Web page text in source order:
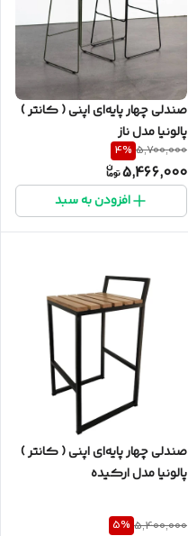
صندلی چهار پایه‌ای اپنی ( کانتر )
پالونیا مدل ناز
5,700,000
4%
5,466,000
افزودن به سبد
صندلی چهار پایه‌ای اپنی ( کانتر )
پالونیا مدل ارکیده
5,400,000
5%